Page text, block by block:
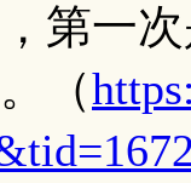
第一
（